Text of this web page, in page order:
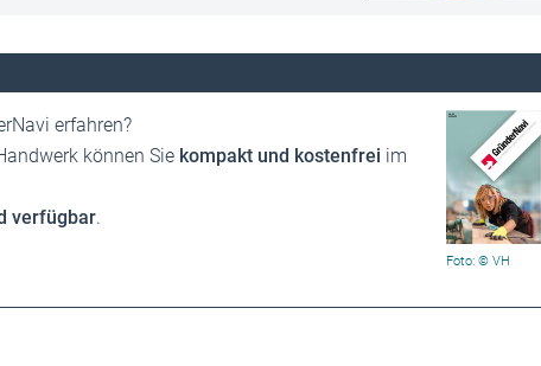
Foto: © VH
erfahren?
können Sie kompakt und kostenfrei im
verfügbar.